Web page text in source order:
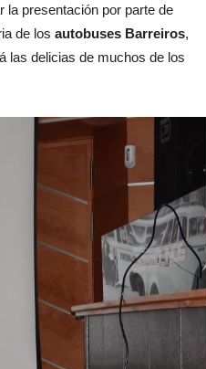
la presentación por parte de
de los autobuses Barreiros,
las delicias de muchos de los